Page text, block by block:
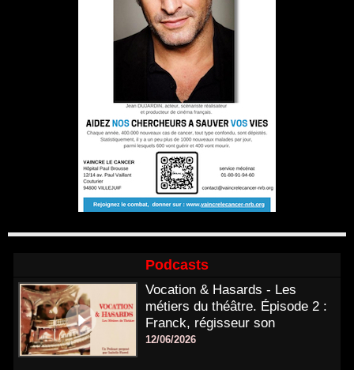
Podcasts
Vocation & Hasards - Les
métiers du théâtre. Épisode 2 :
Franck, régisseur son
12/06/2026